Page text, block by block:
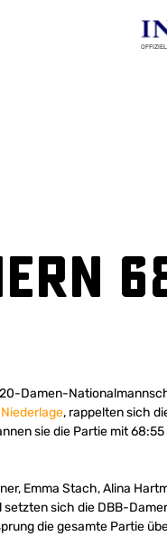
Damen-
, rappelten sich
sie die Partie mit 68:55
Emma Stach, Alina
setzten sich die DBB-
die gesamte Partie